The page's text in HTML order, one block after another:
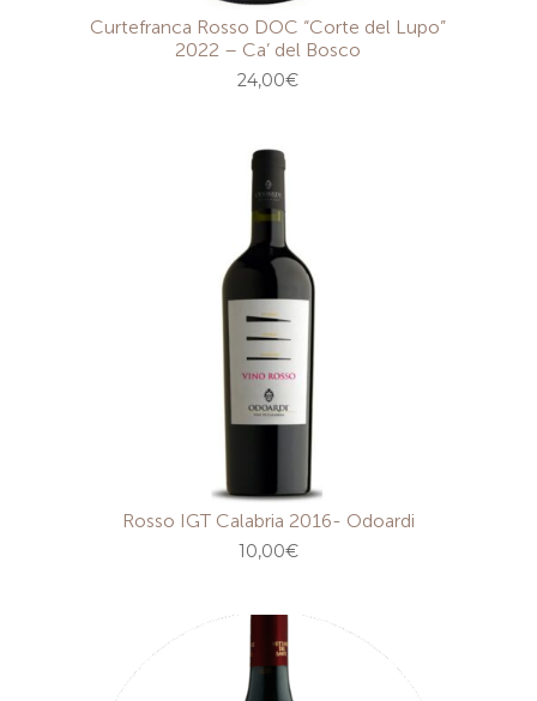
Curtefranca Rosso DOC “Corte del Lupo”
2022 – Ca’ del Bosco
24,00€
Rosso IGT Calabria 2016- Odoardi
10,00€